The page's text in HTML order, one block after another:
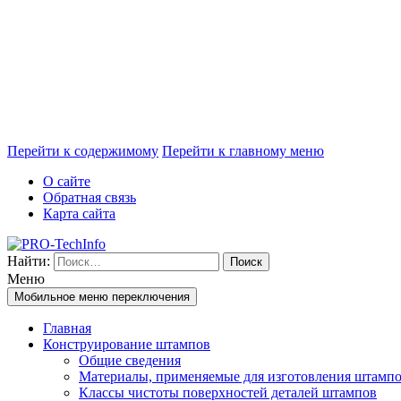
Перейти к содержимому Перейти к главному меню
О сайте
Обратная связь
Карта сайта
Найти:
Меню
Мобильное меню переключения
Главная
Конструирование штампов
Общие сведения
Материалы, применяемые для изготовления
Классы чистоты поверхностей деталей штампов